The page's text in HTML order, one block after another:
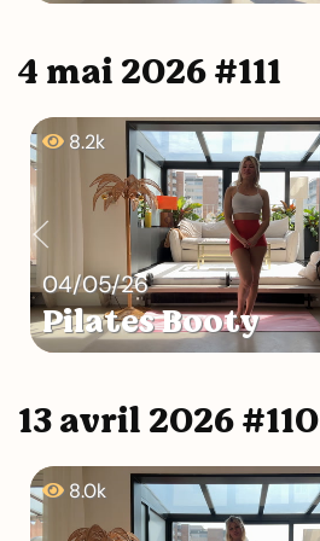
4 mai 2026 #111
04/05/26
Pilates Booty
8.2k
13 avril 2026 #110
8.0k